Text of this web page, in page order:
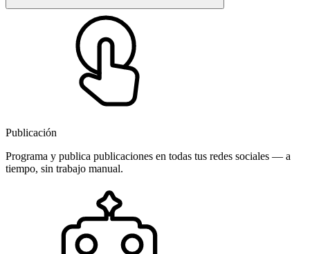
Publicación
Programa y publica publicaciones en todas tus redes sociales — a
tiempo, sin trabajo manual.